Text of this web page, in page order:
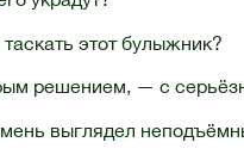
этот булыжник?
решением, — с
выглядел